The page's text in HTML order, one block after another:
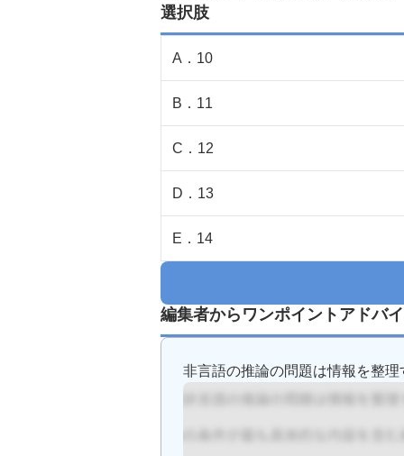
選択肢
A ． 10
B ． 11
C ． 12
D ． 13
E ． 14
編集者からワンポイントアドバ
非言語の推論の問題は情報を整